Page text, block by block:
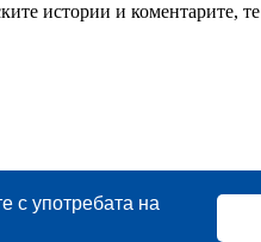
с употребата на
истории и коментарите,